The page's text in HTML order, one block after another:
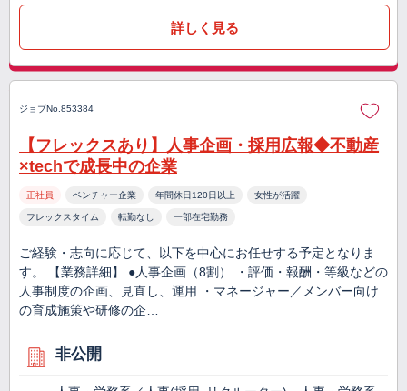
詳しく見る
ジョブNo.853384
【フレックスあり】人事企画・採用広報◆不動産
×techで成長中の企業
正社員 ベンチャー企業 年間休日120日以上 女性が活躍
フレックスタイム 転勤なし 一部在宅勤務
ご経験・志向に応じて、以下を中心にお任せする予定となりま
す。 【業務詳細】 ●人事企画（8割） ・評価・報酬・等級などの
人事制度の企画、見直し、運用 ・マネージャー／メンバー向け
の育成施策や研修の企…
非公開